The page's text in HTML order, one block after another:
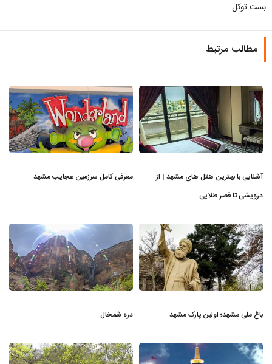
بست توکل
مطالب مرتبط
آشنایی با بهترین هتل های مشهد | از
درویشی تا قصر طلایی
معرفی کامل سرزمین عجایب مشهد
باغ ملی مشهد؛ اولین پارک مشهد دره شمخال